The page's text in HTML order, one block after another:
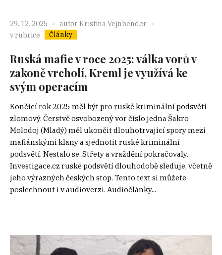
29. 12. 2025 autor Kristina Vejnbender
v rubrice
Články
Ruská mafie v roce 2025: válka vorů v
zakoně vrcholí, Kreml je využívá ke
svým operacím
Končící rok 2025 měl být pro ruské kriminální podsvětí
zlomový. Čerstvě osvobozený vor číslo jedna Šakro
Molodoj (Mladý) měl ukončit dlouhotrvající spory mezi
mafiánskými klany a sjednotit ruské kriminální
podsvětí. Nestalo se. Střety a vraždění pokračovaly.
Investigace.cz ruské podsvětí dlouhodobě sleduje, včetně
jeho výrazných českých stop. Tento text si můžete
poslechnout i v audioverzi. Audiočlánky...